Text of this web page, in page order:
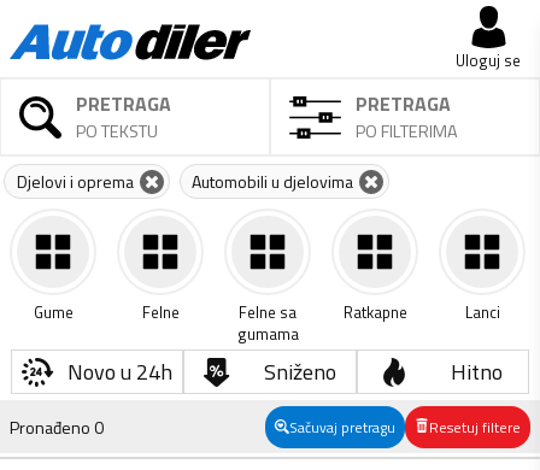
Uloguj se
PRETRAGA
PO TEKSTU
PRETRAGA
PO FILTERIMA
Djelovi i oprema Automobili u djelovima
Gume Felne
Felne sa
gumama
Ratkapne Lanci
Novo u 24h Sniženo Hitno
Pronađeno0 Sačuvaj pretragu Resetuj filtere